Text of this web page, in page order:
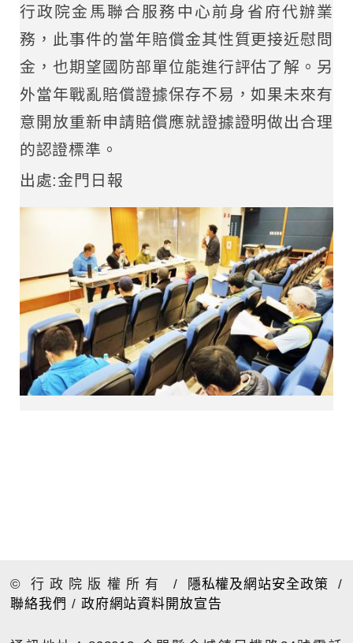
行政院金馬聯合服務中心前身省府代辦業
務，此事件的當年賠償金其性質更接近慰問
金，也期望國防部單位能進行評估了解。另
外當年戰亂賠償證據保存不易，如果未來有
意開放重新申請賠償應就證據證明做出合理
的認證標準。
出處:金門日報
© 行政院版權所有 / 隱私權及網站安全政策
/
聯絡我們 / 政府網站資料開放宣告